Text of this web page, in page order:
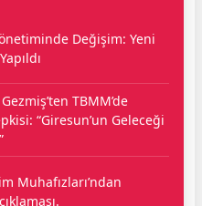
Değişim: Yeni
TBMM’de
“Giresun’un Geleceği
Muhafızları’ndan